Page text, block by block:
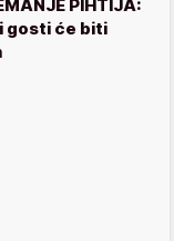
PIHTIJA:
gosti će biti